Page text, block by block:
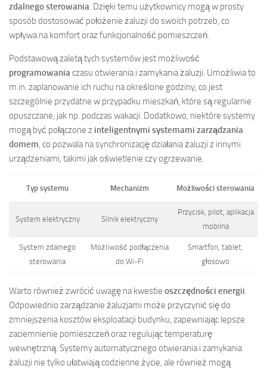
zdalnego sterowania. Dzięki temu użytkownicy mogą w prosty
sposób dostosować położenie żaluzji do swoich potrzeb, co
wpływa na komfort oraz funkcjonalność pomieszczeń.
Podstawową zaletą tych systemów jest możliwość
programowaniaczasu otwierania i zamykania żaluzji. Umożliwia to
m.in. zaplanowanie ich ruchu na określone godziny, co jest
szczególnie przydatne w przypadku mieszkań, które są regularnie
opuszczane, jak np. podczas wakacji. Dodatkowo, niektóre systemy
mogą być połączone z inteligentnymi systemami zarządzania
domem, co pozwala na synchronizację działania żaluzji z innymi
urządzeniami, takimi jak oświetlenie czy ogrzewanie.
Typ systemu Mechanizm Możliwości sterowania
System elektryczny Silnik elektryczny
Przycisk, pilot, aplikacja
mobilna
System zdalnego
sterowania
Możliwość podłączenia
do Wi-Fi
Smartfon, tablet,
głosowo
Warto również zwrócić uwagę na kwestie oszczędności energii.
Odpowiednio zarządzanie żaluzjami może przyczynić się do
zmniejszenia kosztów eksploatacji budynku, zapewniając lepsze
zaciemnienie pomieszczeń oraz regulując temperaturę
wewnętrzną. Systemy automatycznego otwierania i zamykania
żaluzji nie tylko ułatwiają codzienne życie, ale również mogą